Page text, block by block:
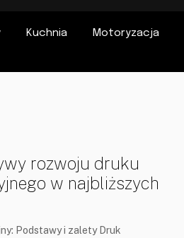
Kuchnia Motoryzacja
rozwoju druku
w najbliższych
Podstawy i zalety Druk